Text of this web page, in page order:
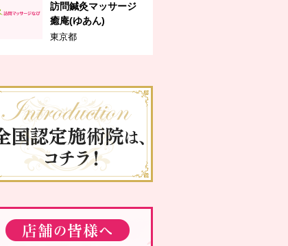
訪問鍼灸マッサージ
癒庵(ゆあん)
東京都